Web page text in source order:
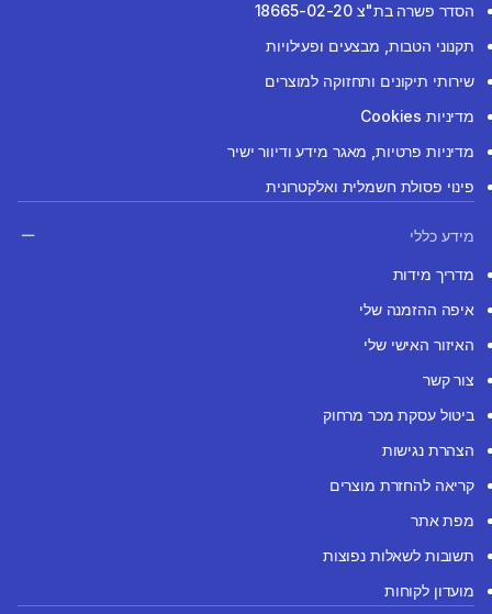
הסדר פשרה בת"צ 18665-02-20
תקנוני הטבות, מבצעים ופעילויות
שירותי תיקונים ותחזוקה למוצרים
מדיניות Cookies
מדיניות פרטיות, מאגר מידע ודיוור ישיר
פינוי פסולת חשמלית ואלקטרונית
מידע כללי
מדריך מידות
איפה ההזמנה שלי
האיזור האישי שלי
צור קשר
ביטול עסקת מכר מרחוק
הצהרת נגישות
קריאה להחזרת מוצרים
מפת אתר
תשובות לשאלות נפוצות
מועדון לקוחות